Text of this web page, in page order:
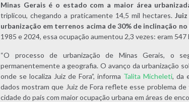
Minas Gerais é o estado com a maior área
triplicou, chegando a praticamente 14,5 mil hectares.
urbanização em terrenos acima de 30% de inclinação no
1985 e 2024, essa ocupação aumentou 2,3 vezes: eram
“O processo de urbanização de Minas Gerais, o
permanentemente a geografia. O avanço da urbanização
onde se localiza Juiz de Fora”, informa Talita Micheleti, da
dados mostram que Juiz de Fora reflete esse problema
cidade do país com maior ocupação urbana em áreas de